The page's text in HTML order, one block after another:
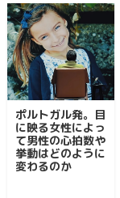
ポルトガル発。目
に映る女性によっ
て男性の心拍数や
挙動はどのように
変わるのか